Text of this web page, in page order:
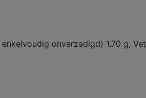
onverzadigd) 1.70 g, Vet